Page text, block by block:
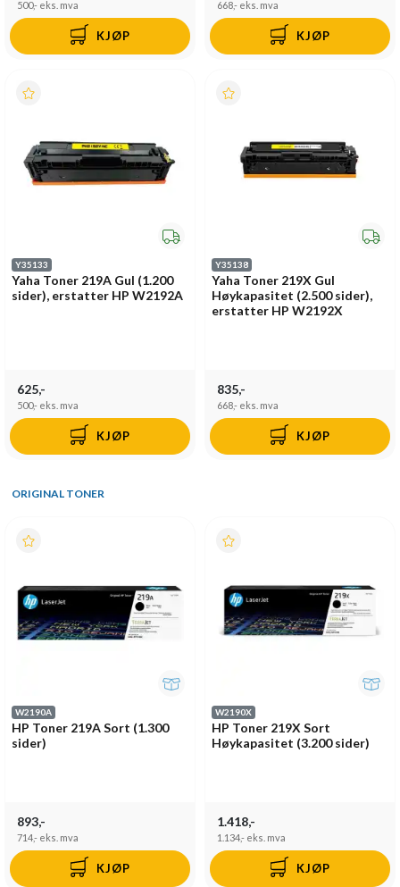
500,- eks. mva
KJØP
668,- eks. mva
KJØP
Y35133
Yaha Toner 219A Gul (1.200
sider), erstatter HP W2192A
625,-
500,- eks. mva
KJØP
Y35138
Yaha Toner 219X Gul
Høykapasitet (2.500 sider),
erstatter HP W2192X
835,-
668,- eks. mva
KJØP
ORIGINAL TONER
W2190A
HP Toner 219A Sort (1.300
sider)
893,-
714,- eks. mva
KJØP
W2190X
HP Toner 219X Sort
Høykapasitet (3.200 sider)
1.418,-
1.134,- eks. mva
KJØP